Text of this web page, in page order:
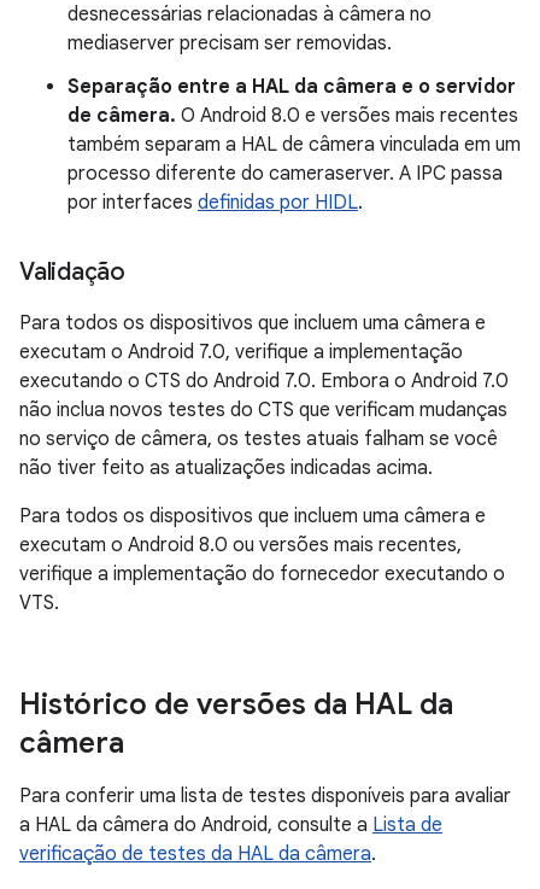
desnecessárias relacionadas à câmera no
mediaserver precisam ser removidas.
Separação entre a HAL da câmera e o servidor
de câmera. O Android 8.0 e versões mais recentes
também separam a HAL de câmera vinculada em um
processo diferente do cameraserver. A IPC passa
por interfaces definidas por HIDL.
Validação
Para todos os dispositivos que incluem uma câmera e
executam o Android 7.0, verifique a implementação
executando o CTS do Android 7.0. Embora o Android 7.0
não inclua novos testes do CTS que verificam mudanças
no serviço de câmera, os testes atuais falham se você
não tiver feito as atualizações indicadas acima.
Para todos os dispositivos que incluem uma câmera e
executam o Android 8.0 ou versões mais recentes,
verifique a implementação do fornecedor executando o
VTS.
Histórico de versões da HAL da
câmera
Para conferir uma lista de testes disponíveis para avaliar
a HAL da câmera do Android, consulte a Lista de
verificação de testes da HAL da câmera.